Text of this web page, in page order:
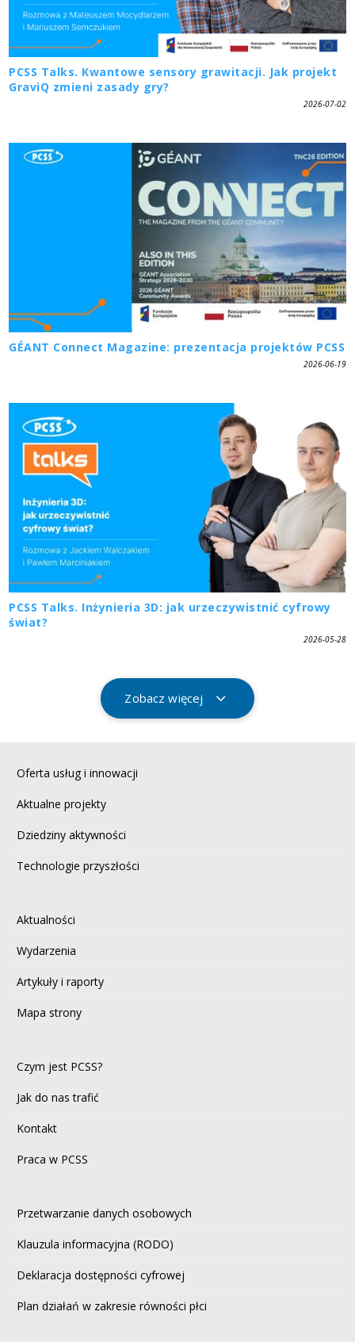
PCSS Talks. Kwantowe sensory grawitacji. Jak projekt
GraviQ zmieni zasady gry?
2026-07-02
GÉANT Connect Magazine: prezentacja projektów PCSS
2026-06-19
PCSS Talks. Inżynieria 3D: jak urzeczywistnić cyfrowy
świat?
2026-05-28
Zobacz więcej
Oferta usług i innowacji
Aktualne projekty
Dziedziny aktywności
Technologie przyszłości
Aktualności
Wydarzenia
Artykuły i raporty
Mapa strony
Czym jest PCSS?
Jak do nas trafić
Kontakt
Praca w PCSS
Przetwarzanie danych osobowych
Klauzula informacyjna (RODO)
Deklaracja dostępności cyfrowej
Plan działań w zakresie równości płci